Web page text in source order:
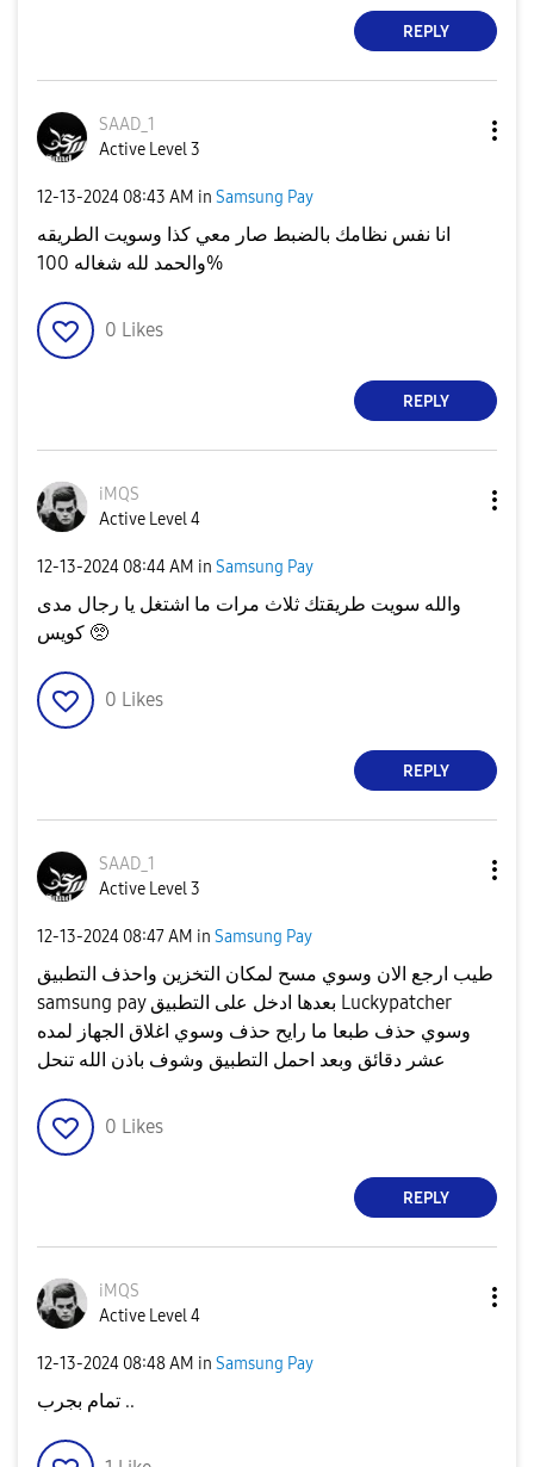
REPLY
SAAD_1
Active Level 3
‎12-13-2024 08:43 AM in Samsung Pay
انا نفس نظامك بالضبط صار معي كذا وسويت الطريقه
والحمد لله شغاله 100%
0 Likes
REPLY
iMQS
Active Level 4
‎12-13-2024 08:44 AM in Samsung Pay
والله سويت طريقتك ثلاث مرات ما اشتغل يا رجال مدى
كويس 🥺
0 Likes
REPLY
SAAD_1
Active Level 3
‎12-13-2024 08:47 AM in Samsung Pay
طيب ارجع الان وسوي مسح لمكان التخزين واحذف التطبيق
samsung pay بعدها ادخل على التطبيق Luckypatcher
وسوي حذف طبعا ما رايح حذف وسوي اغلاق الجهاز لمده
عشر دقائق وبعد احمل التطبيق وشوف باذن الله تنحل
0 Likes
REPLY
iMQS
Active Level 4
‎12-13-2024 08:48 AM in Samsung Pay
تمام بجرب ..